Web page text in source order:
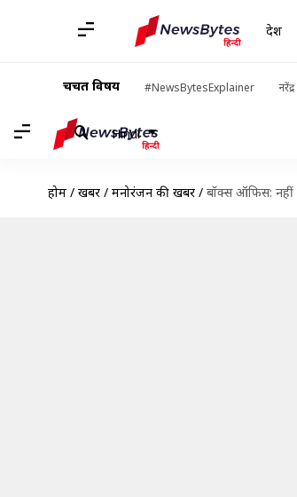
देश
चर्चित विषय #NewsBytesExplainer
Hindi
होम / खबरें / मनोरंजन की खबरें / बॉक्स ऑफिस: नहीं